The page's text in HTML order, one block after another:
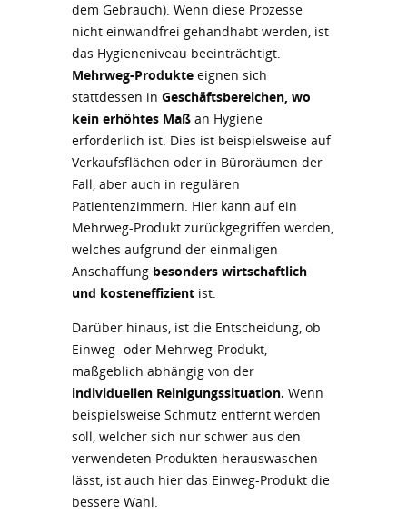
dem Gebrauch). Wenn diese Prozesse
nicht einwandfrei gehandhabt werden, ist
das Hygieneniveau beeinträchtigt.
Mehrweg-Produkte eignen sich
stattdessen in Geschäftsbereichen, wo
kein erhöhtes Maß an Hygiene
erforderlich ist. Dies ist beispielsweise auf
Verkaufsflächen oder in Büroräumen der
Fall, aber auch in regulären
Patientenzimmern. Hier kann auf ein
Mehrweg-Produkt zurückgegriffen werden,
welches aufgrund der einmaligen
Anschaffung besonders wirtschaftlich
und kosteneffizient ist.
Darüber hinaus, ist die Entscheidung, ob
Einweg- oder Mehrweg-Produkt,
maßgeblich abhängig von der
individuellen Reinigungssituation. Wenn
beispielsweise Schmutz entfernt werden
soll, welcher sich nur schwer aus den
verwendeten Produkten herauswaschen
lässt, ist auch hier das Einweg-Produkt die
bessere Wahl.